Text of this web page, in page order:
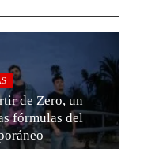
de Zero, un
fórmulas del